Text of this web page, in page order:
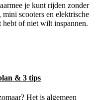
je kunt rijden zonder
mini scooters en elektrische
of niet wilt inspannen.
& 3 tips
Het is algemeen